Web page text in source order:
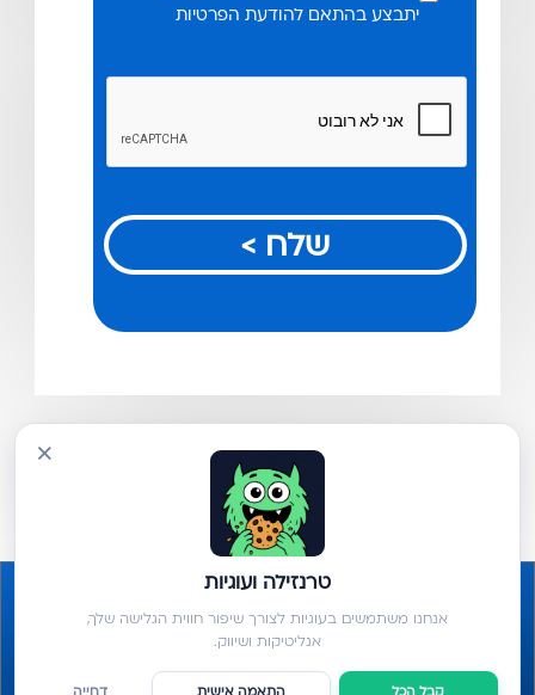
×
טרנזילה ועוגיות
אנחנו משתמשים בעוגיות לצורך שיפור חווית הגלישה שלך,
אנליטיקות ושיווק.
יתבצע בהתאם להודעת הפרטיות
שלח >